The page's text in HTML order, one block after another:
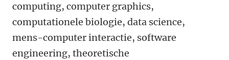
computing, computer graphics,
computationele biologie, data science,
mens-computer interactie, software
engineering, theoretische